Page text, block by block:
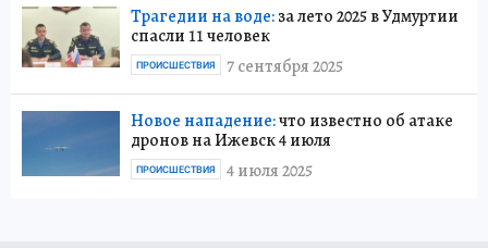
Трагедии на воде:за лето 2025 в Удмуртии
спасли 11 человек
7 сентября 2025
ПРОИСШЕСТВИЯ
Новое нападение:что известно об атаке
дронов на Ижевск 4 июля
4 июля 2025
ПРОИСШЕСТВИЯ